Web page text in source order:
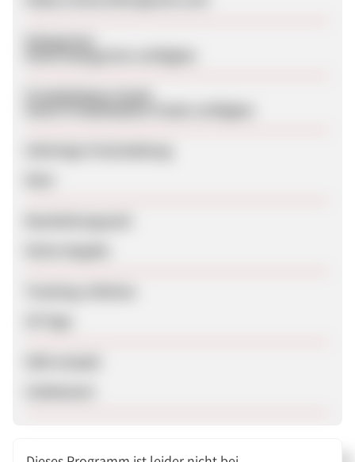
Kategorien
Produktdaten-Feeds